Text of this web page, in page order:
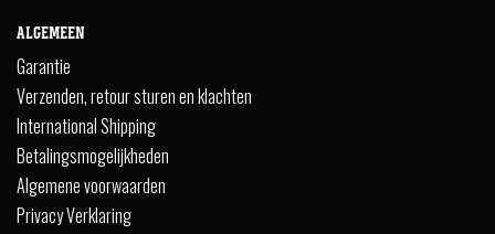
ALGEMEEN
Garantie
Verzenden, retour sturen en klachten
International Shipping
Betalingsmogelijkheden
Algemene voorwaarden
Privacy Verklaring